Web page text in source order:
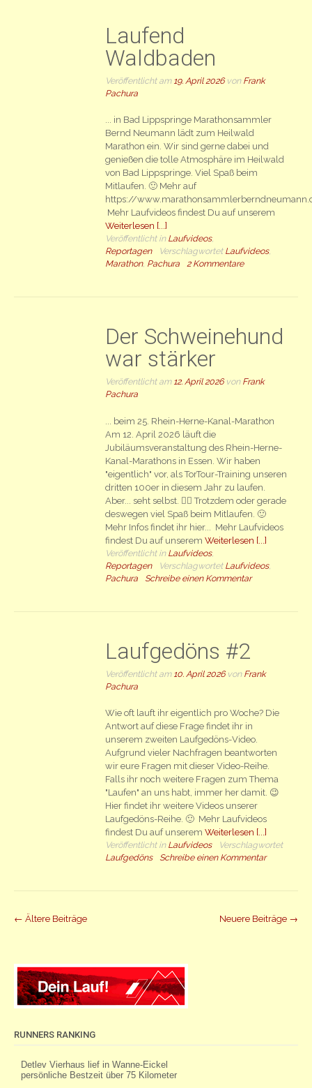
Laufend
Waldbaden
Veröffentlicht am 19. April 2026von Frank
Pachura
... in Bad Lippspringe Marathonsammler
Bernd Neumann lädt zum Heilwald
Marathon ein. Wir sind gerne dabei und
genießen die tolle Atmosphäre im Heilwald
von Bad Lippspringe. Viel Spaß beim
Mitlaufen. 🙂 Mehr auf
https://
Mehr Laufvideos findest Du auf unserem
Weiterlesen [...]
Veröffentlicht in Laufvideos,
Reportagen
Verschlagwortet Laufvideos,
Marathon, Pachura 2 Kommentare
Der Schweinehund
war stärker
Veröffentlicht am 12. April 2026von Frank
Pachura
... beim 25. Rhein-Herne-Kanal-Marathon
Am 12. April 2026 läuft die
Jubiläumsveranstaltung des Rhein-Herne-
Kanal-Marathons in Essen. Wir haben
"eigentlich" vor, als TorTour-Training unseren
dritten 100er in diesem Jahr zu laufen.
Aber... seht selbst. 🤷‍♂️ Trotzdem oder gerade
deswegen viel Spaß beim Mitlaufen. 🙂
Mehr Infos findet ihr hier... Mehr Laufvideos
findest Du auf unserem Weiterlesen [...]
Veröffentlicht in Laufvideos,
Reportagen
Verschlagwortet Laufvideos,
Pachura
Schreibe einen Kommentar
Laufgedöns #2
Veröffentlicht am 10. April 2026von Frank
Pachura
Wie oft lauft ihr eigentlich pro Woche? Die
Antwort auf diese Frage findet ihr in
unserem zweiten Laufgedöns-Video.
Aufgrund vieler Nachfragen beantworten
wir eure Fragen mit dieser Video-Reihe.
Falls ihr noch weitere Fragen zum Thema
"Laufen" an uns habt, immer her damit. 😉
Hier findet ihr weitere Videos unserer
Laufgedöns-Reihe. 🙂 Mehr Laufvideos
findest Du auf unserem Weiterlesen [...]
Veröffentlicht in Laufvideos
Verschlagwortet
Laufgedöns
Schreibe einen Kommentar
Beiträge
← Ältere Beiträge Neuere Beiträge →
RUNNERS RANKING